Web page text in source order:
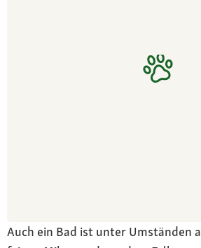
Auch ein Bad ist unter Umständen